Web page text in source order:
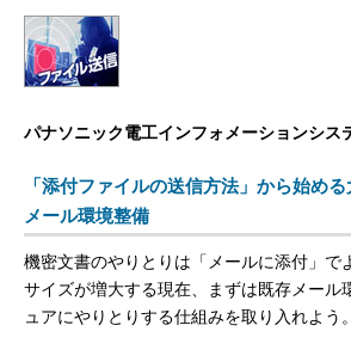
パナソニック電工インフォメーションシス
「添付ファイルの送信方法」から始め
メール環境整備
機密文書のやりとりは「メールに添付」
サイズが増大する現在、まずは既存メール
ュアにやりとりする仕組みを取り入れよう。